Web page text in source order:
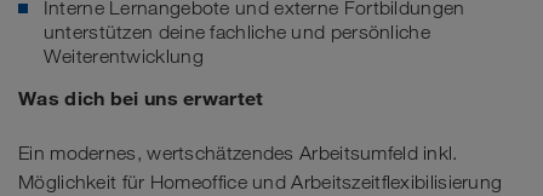
Interne Lernangebote und externe Fortbildungen
unterstützen deine fachliche und persönliche
Weiterentwicklung
Was dich bei uns erwartet
Ein modernes, wertschätzendes Arbeitsumfeld inkl.
Möglichkeit für Homeoffice und Arbeitszeitflexibilisierung